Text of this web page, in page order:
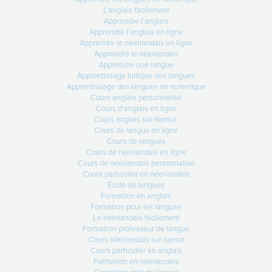
14-04-2026
28 à 52% en 3 semaines !
31-03-2026
1er avril : votre activité d’éveil aux
langues
Demain… vos élèves vont vivre
quelque chose de
L'anglais facilement
Apprendre l'anglais
Apprendre l'anglais en ligne
Apprendre le néerlandais en ligne
Apprendre le néerlandais
Apprendre une langue
Apprentissage ludique des langues
Apprentissage des langues en numérique
Cours anglais personnalisé
Cours d'anglais en ligne
Cours anglais sur Namur
Cours de langue en ligne
Cours de langues
Cours de néerlandais en ligne
Cours de néerlandais personnalisé
Cours particulier en néerlandais
École de langues
Formation en anglais
Formation pour les langues
Le néerlandais facilement
Formation professeur de langue
Cours néerlandais sur namur
Cours particulier en anglais
Formation en néerlandais